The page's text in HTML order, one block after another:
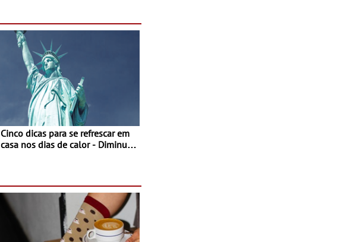
Cinco dicas para se refrescar em
casa nos dias de calor - Diminuir